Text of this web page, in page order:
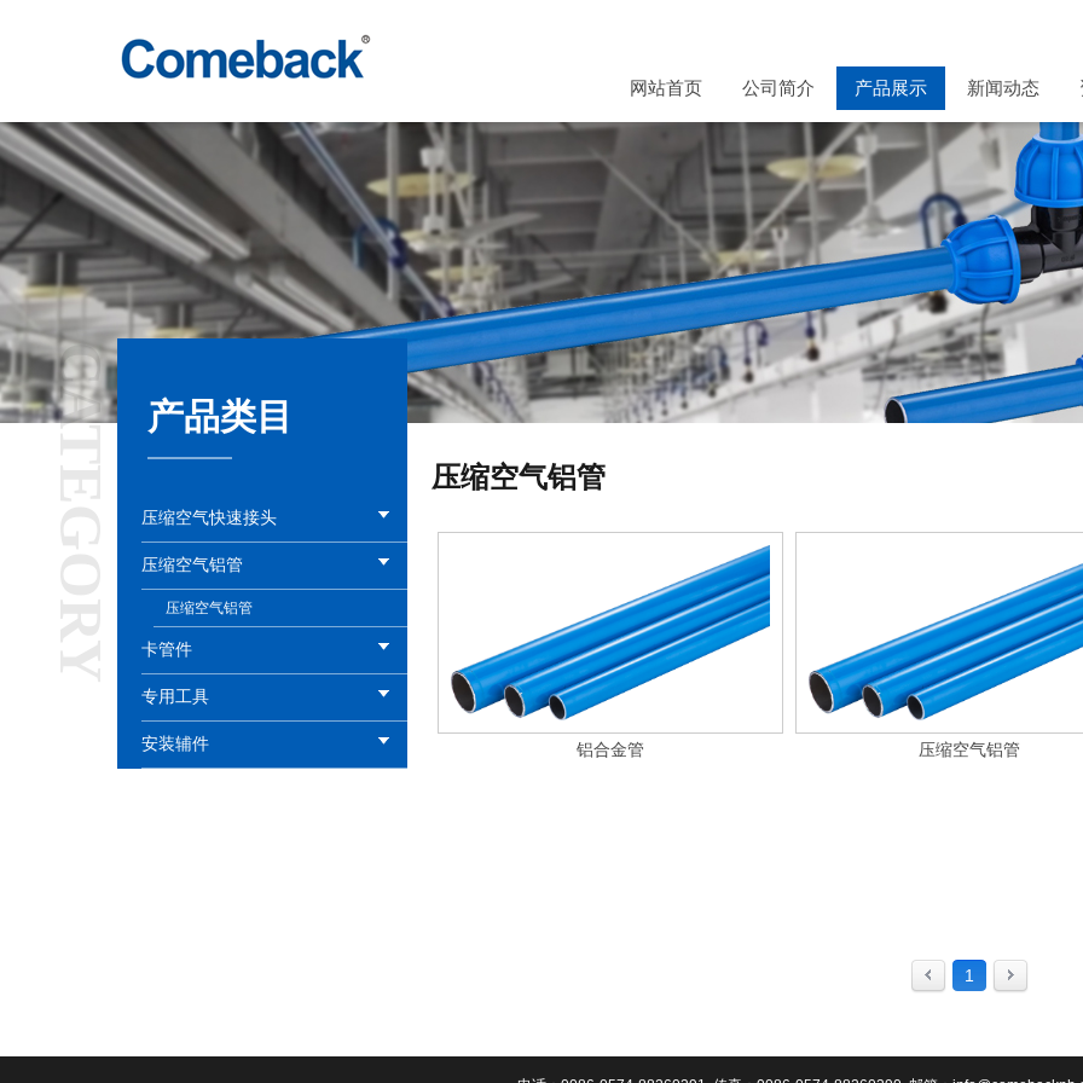
网站首页 公司简介 产品展示 新闻动态
CATEGORY 产品类目
压缩空气快速接头
压缩空气铝管
压缩空气铝管
卡管件
专用工具
安装辅件
压缩空气铝管
铝合金管 压缩空气铝管
1